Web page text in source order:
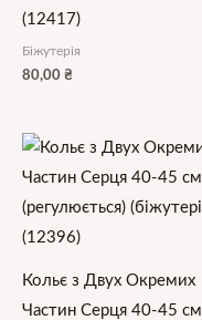
(12417)
Біжутерія
80,00 ₴
Кольє з Двух Окремих
Частин Серця 40-45 см